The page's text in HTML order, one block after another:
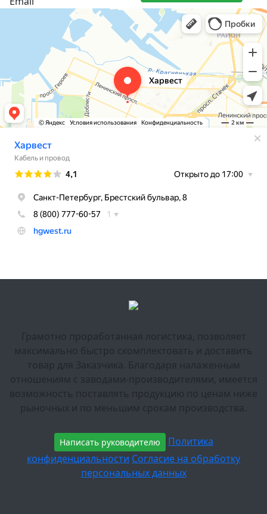
Грамотно проработанная логистика, позволяет
максимально быстро скомплектовать и доставить
товар для Заказчика. Благодаря налаженным
отношениям с заводами-производителями, имеется
возможность поставлять продукцию по ценам ниже
рыночных и по меньшим срокам производства.
Написать руководителю
Политика
конфиденциальности Согласие на обработку
персональных данных